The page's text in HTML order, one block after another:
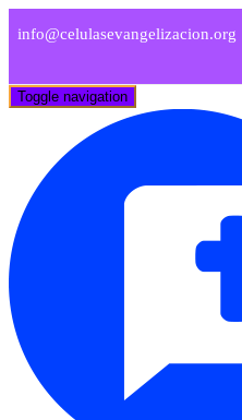
info@celulasevangelizacion.org
Toggle navigation